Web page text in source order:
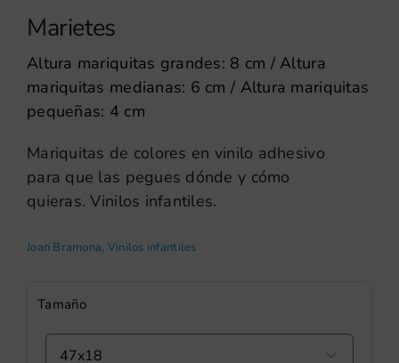
Marietes
Altura mariquitas grandes: 8 cm / Altura
mariquitas medianas: 6 cm / Altura mariquitas
pequeñas: 4 cm
Mariquitas de colores en vinilo adhesivo
para que las pegues dónde y cómo
quieras. Vinilos infantiles.
Joan Bramona, Vinilos infantiles
Tamaño
